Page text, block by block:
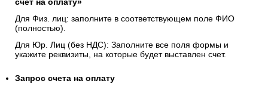
счёт на оплату»
Для Физ. лиц: заполните в соответствующем поле ФИО
(полностью).
Для Юр. Лиц (без НДС): Заполните все поля формы и
укажите реквизиты, на которые будет выставлен счет.
Запрос счета на оплату